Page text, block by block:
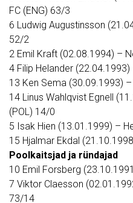
FC (ENG) 63/3
6 Ludwig Augustinsson
52/2
2 Emil Kraft (02.08.1994) –
4 Filip Helander
13 Ken Sema (30.09.1993)
14 Linus Wahlqvist Egnell
(POL) 14/0
5 Isak Hien (13.01.1999) –
15 Hjalmar Ekdal
Poolkaitsjad ja ründajad
10 Emil Forsberg
7 Viktor Claesson
73/14